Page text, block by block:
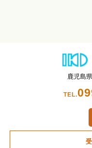
鹿児島
TEL.